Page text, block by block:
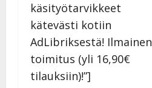
käsityötarvikkeet
kätevästi kotiin
AdLibriksestä! Ilmainen
toimitus (yli 16,90€
tilauksiin)!”]